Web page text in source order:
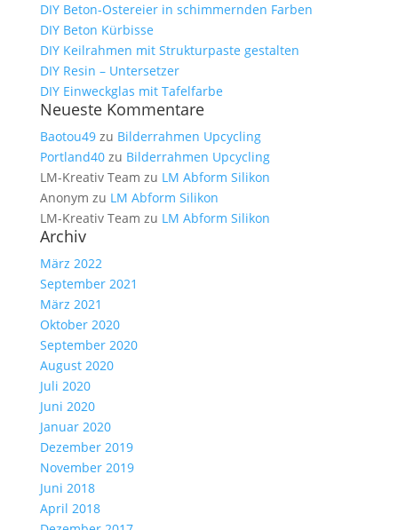
DIY Beton-Ostereier in schimmernden Farben
DIY Beton Kürbisse
DIY Keilrahmen mit Strukturpaste gestalten
DIY Resin – Untersetzer
DIY Einweckglas mit Tafelfarbe
Neueste Kommentare
Baotou49zu Bilderrahmen Upcycling
Portland40zu Bilderrahmen Upcycling
LM-Kreativ Team zu LM Abform Silikon
Anonym zu LM Abform Silikon
LM-Kreativ Team zu LM Abform Silikon
Archiv
März 2022
September 2021
März 2021
Oktober 2020
September 2020
August 2020
Juli 2020
Juni 2020
Januar 2020
Dezember 2019
November 2019
Juni 2018
April 2018